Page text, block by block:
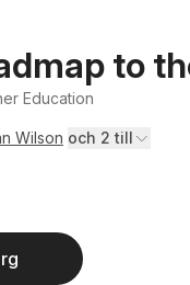
to
Education
Wilson och 2 till